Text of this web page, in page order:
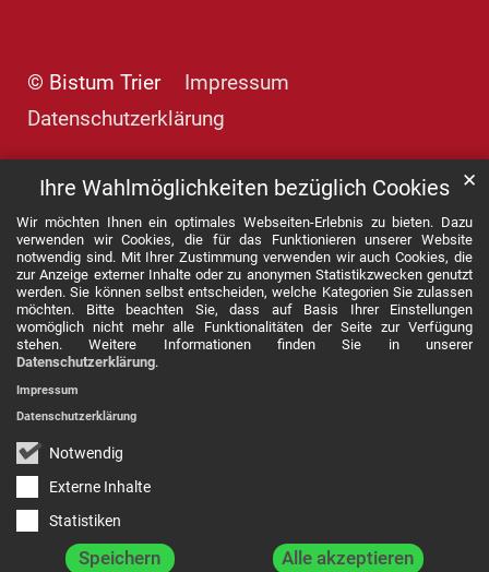
Ihre Wahlmöglichkeiten bezüglich Cookies
Wir möchten Ihnen ein optimales Webseiten-Erlebnis zu bieten. Dazu
verwenden wir Cookies, die für das Funktionieren unserer Website
notwendig sind. Mit Ihrer Zustimmung verwenden wir auch Cookies, die
zur Anzeige externer Inhalte oder zu anonymen Statistikzwecken genutzt
werden. Sie können selbst entscheiden, welche Kategorien Sie zulassen
möchten. Bitte beachten Sie, dass auf Basis Ihrer Einstellungen
womöglich nicht mehr alle Funktionalitäten der Seite zur Verfügung
stehen. Weitere Informationen finden Sie in unserer
Datenschutzerklärung.
Notwendig
Externe Inhalte
Statistiken
Speichern Alle akzeptieren
✕
Impressum
Datenschutzerklärung
© Bistum Trier
Impressum
Datenschutzerklärung